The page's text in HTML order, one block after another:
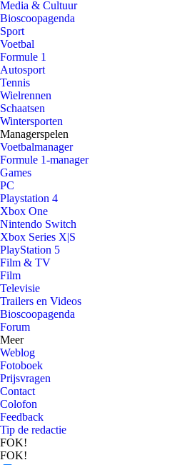
Media & Cultuur
Bioscoopagenda
Sport
Voetbal
Formule 1
Autosport
Tennis
Wielrennen
Schaatsen
Wintersporten
Managerspelen
Voetbalmanager
Formule 1-manager
Games
PC
Playstation 4
Xbox One
Nintendo Switch
Xbox Series X|S
PlayStation 5
Film & TV
Film
Televisie
Trailers en Videos
Bioscoopagenda
Forum
Meer
Weblog
Fotoboek
Prijsvragen
Contact
Colofon
Feedback
Tip de redactie
FOK!
FOK!